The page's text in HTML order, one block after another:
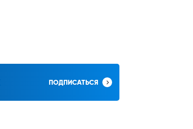
ПОДПИСАТЬСЯ